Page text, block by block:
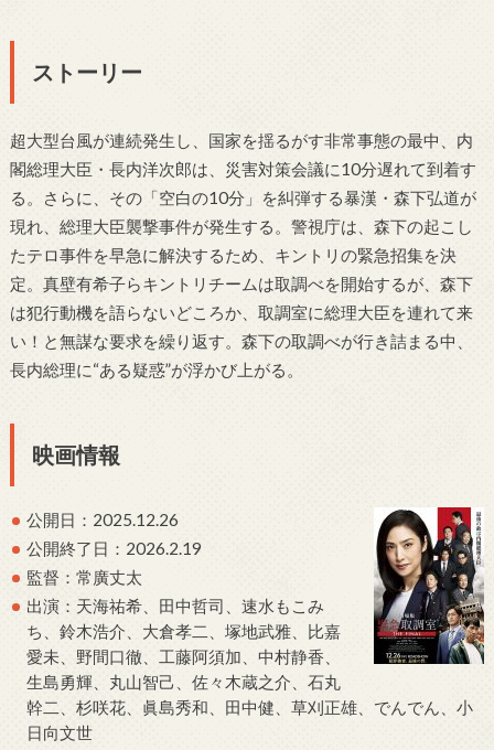
ストーリー
超大型台風が連続発生し、国家を揺るがす非常事態の最中、内
閣総理大臣・長内洋次郎は、災害対策会議に10分遅れて到着す
る。さらに、その「空白の10分」を糾弾する暴漢・森下弘道が
現れ、総理大臣襲撃事件が発生する。警視庁は、森下の起こし
たテロ事件を早急に解決するため、キントリの緊急招集を決
定。真壁有希子らキントリチームは取調べを開始するが、森下
は犯行動機を語らないどころか、取調室に総理大臣を連れて来
い！と無謀な要求を繰り返す。森下の取調べが行き詰まる中、
長内総理に“ある疑惑”が浮かび上がる。
映画情報
公開日：2025.12.26
公開終了日：2026.2.19
監督：常廣丈太
出演：天海祐希、田中哲司、速水もこみ
ち、鈴木浩介、大倉孝二、塚地武雅、比嘉
愛未、野間口徹、工藤阿須加、中村静香、
生島勇輝、丸山智己、佐々木蔵之介、石丸
幹二、杉咲花、眞島秀和、田中健、草刈正雄、でんでん、小
日向文世